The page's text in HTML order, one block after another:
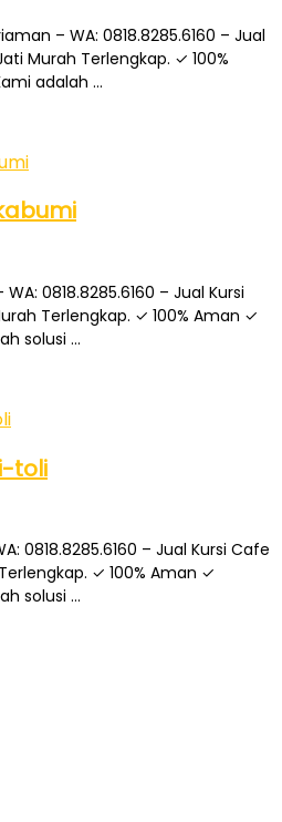
– WA: 0818.8285.6160 – Jual
Murah Terlengkap. ✓ 100%
adalah …
0818.8285.6160 – Jual Kursi
Terlengkap. ✓ 100% Aman ✓
solusi …
toli
0818.8285.6160 – Jual Kursi Cafe
✓ 100% Aman ✓
solusi …